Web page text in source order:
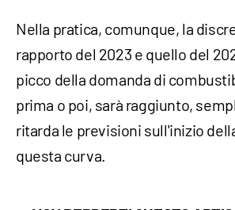
Nella pratica, comunque, la
rapporto del 2023 e quello del
picco della domanda di
prima o poi, sarà raggiunto,
ritarda le previsioni sull'inizio
questa curva.